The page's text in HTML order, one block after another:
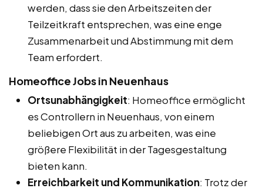
werden, dass sie den Arbeitszeiten der
Teilzeitkraft entsprechen, was eine enge
Zusammenarbeit und Abstimmung mit dem
Team erfordert.
Homeoffice Jobs in Neuenhaus
Ortsunabhängigkeit: Homeoffice ermöglicht
es Controllern in Neuenhaus, von einem
beliebigen Ort aus zu arbeiten, was eine
größere Flexibilität in der Tagesgestaltung
bieten kann.
Erreichbarkeit und Kommunikation: Trotz der